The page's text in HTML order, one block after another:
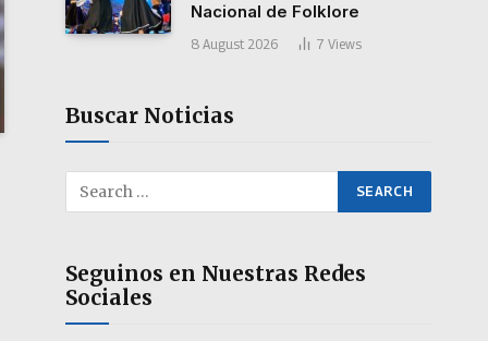
Nacional de Folklore
8 August 2026 7 Views
Buscar Noticias
Seguinos en Nuestras Redes
Sociales